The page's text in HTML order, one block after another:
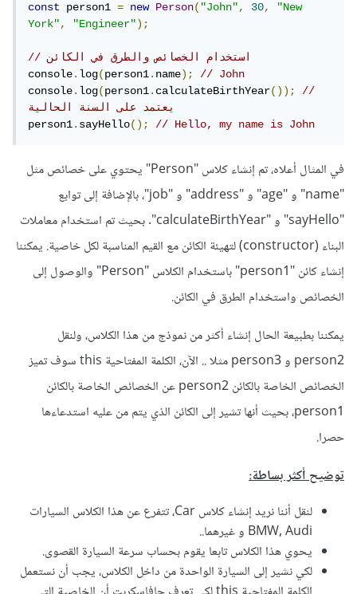
const
person1 = new Person("John", 30,
"New
York", "Engineer");
// استخدام الخصائص والطرق في الكائن
console.log(person1.name);
// John
console.log(person1.calculateBirthYear());
//
يعتمد على السنة الحالية
person1.sayHello(); // Hello, my name is John
في المثال أعلاه، تم إنشاء كلاس "Person" يحتوي على خصائص مثل
"name" و "age" و "address" و "job"، بالإضافة إلى توابع
"sayHello" و "calculateBirthYear". بحيث تم استخدام معاملات
البناء (constructor) لتهيئة الكائن مع القيم المناسبة لكل خاصية. يمكننا
إنشاء كائن "person1" باستخدام الكلاس "Person" والوصول إلى
الخصائص واستخدام الطرق في الكائن.
يمكننا بطبيعة الحال إنشاء أكثر من نموذج من هذا الكلاس، ولنقل
person2 و person3 مثلا .. الآن، الكلمة المفتاحية this سوف تميز
الخصائص الخاصة بالكائن person2 عن الخصائص الخاصة بالكائن
person1، بحيث أنها تشير إلى الكائن الذي يتم من عليه استدعاءها
حصرا.
توضيح أكثر بساطة:
لنقل أننا نريد إنشاء كلاس Car، تتفرع عن هذا الكلاس السيارات
BMW, Audi و غيرهما..
يحوي هذا الكلاس تابعا يقوم بحساب سرعة السيارة القصوى.
لكي نشير إلى السيارة الواحدة من داخل الكلاس، يجب أن نستعمل